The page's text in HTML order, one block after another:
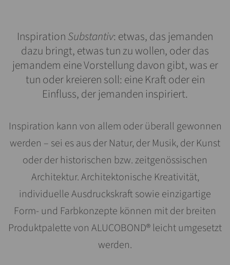
InspirationSubstantiv: etwas, das jemanden
dazu bringt, etwas tun zu wollen, oder das
jemandem eine Vorstellung davon gibt, was er
tun oder kreieren soll: eine Kraft oder ein
Einfluss, der jemanden inspiriert.
Inspiration kann von allem oder überall gewonnen
werden – sei es aus der Natur, der Musik, der Kunst
oder der historischen bzw. zeitgenössischen
Architektur. Architektonische Kreativität,
individuelle Ausdruckskraft sowie einzigartige
Form- und Farbkonzepte können mit der breiten
Produktpalette von ALUCOBOND® leicht umgesetzt
werden.